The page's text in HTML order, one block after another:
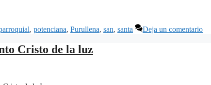
, potenciana, Purullena, san, santa Deja un comentario
Cristo de la luz